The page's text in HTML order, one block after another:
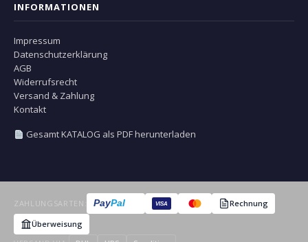
INFORMATIONEN
Impressum
Datenschutzerklärung
AGB
Widerrufsrecht
Versand & Zahlung
Kontakt
Gesamt KATALOG als PDF herunterladen
ZAHLUNGSARTEN: PayPal VISA
Rechnung
Überweisung